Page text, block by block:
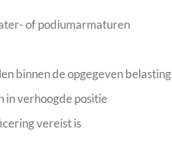
of podiumarmaturen
binnen de opgegeven belasting
verhoogde positie
vereist is